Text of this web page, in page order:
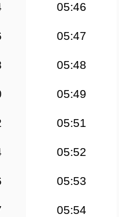
05:46
05:47
05:48
05:49
05:51
05:52
05:53
05:54